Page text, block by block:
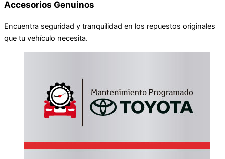
Accesorios Genuinos
Encuentra seguridad y tranquilidad en los repuestos originales
que tu vehículo necesita.